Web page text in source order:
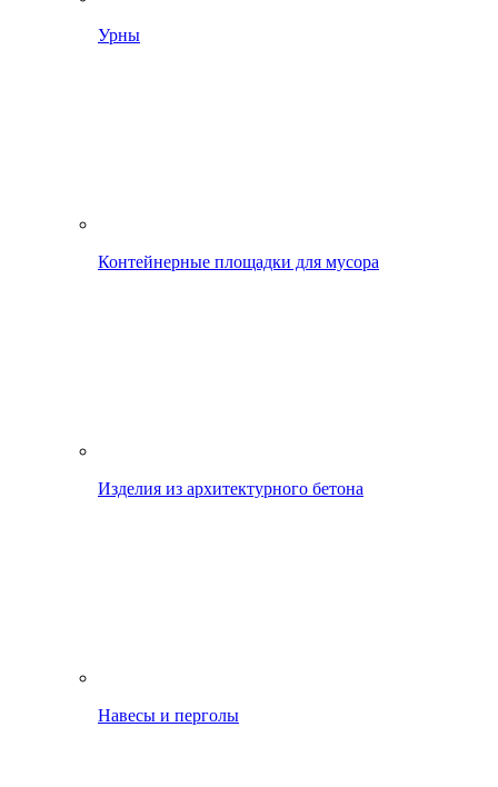
Урны
Контейнерные площадки для мусора
Изделия из архитектурного бетона
Навесы и перголы